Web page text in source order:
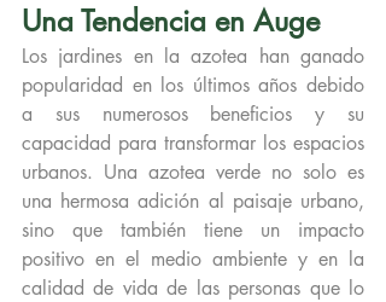
Una Tendencia en Auge
Los jardines en la azotea han ganado
popularidad en los últimos años debido
a sus numerosos beneficios y su
capacidad para transformar los espacios
urbanos. Una azotea verde no solo es
una hermosa adición al paisaje urbano,
sino que también tiene un impacto
positivo en el medio ambiente y en la
calidad de vida de las personas que lo